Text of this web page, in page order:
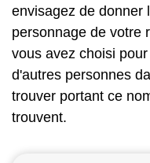
envisagez de donner
personnage de votre
vous avez choisi
d'autres personnes
trouver portant ce
trouvent.